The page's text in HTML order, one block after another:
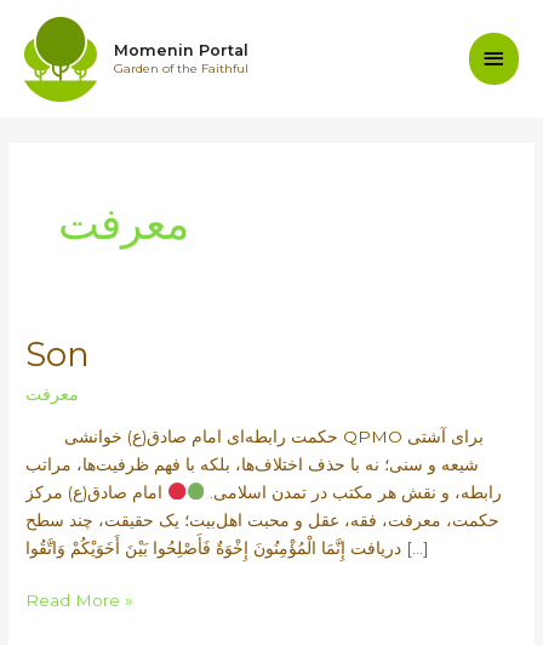
content
Momenin Portal
Garden of the Faithful
Main
معرفت
Son
معرفت
شیعه و سنی؛ نه با حذف اختلاف‌ها، بلکه با فهم ظرفیت‌ها، مراتب
رابطه، و نقش هر مکتب در تمدن اسلامی.
امام صادق(ع) مرکز
حکمت، معرفت، فقه، عقل و محبت اهل‌بیت؛ یک حقیقت، چند سطح
دریافت إِنَّمَا الْمُؤْمِنُونَ إِخْوَةٌ فَأَصْلِحُوا بَيْنَ أَخَوَيْكُمْ وَاتَّقُوا […]
Son
Read More »